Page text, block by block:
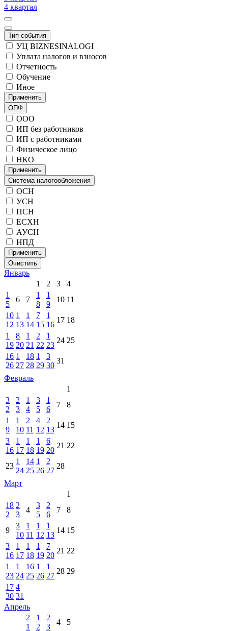
4 квартал
Тип события
УЦ BIZNESINALOGI
Уплата налогов и взносов
Отчетность
Обучение
Иное
Применить
ОПФ
ООО
ИП без работников
ИП с работниками
Физическое лицо
НКО
Применить
Система налогообложения
ОСН
УСН
ПСН
ЕСХН
АУСН
НПД
Применить
Очистить
Январь
1
2 3
4
1
5
6 7
1
8
1
9
10 11
10
12
1
13
1
14
7
15
1
16
17 18
1
19
8
20
1
21
2
22
1
23
24 25
16
26
1
27
18
28
1
29
3
30
31
Февраль
1
3
2
2
3
1
4
3
5
1
6
7
8
1
9
1
10
2
11
4
12
2
13
14 15
3
16
1
17
1
18
1
19
6
20
21 22
23
1
24
14
25
1
26
2
27
28
Март
1
18
2
2
3
4
3
5
2
6
7 8
9
3
10
1
11
1
12
1
13
14 15
3
16
1
17
1
18
1
19
7
20
21 22
1
23
1
24
16
25
1
26
1
27
28 29
17
30
4
31
Апрель
2
1
1
2
2
3
4 5